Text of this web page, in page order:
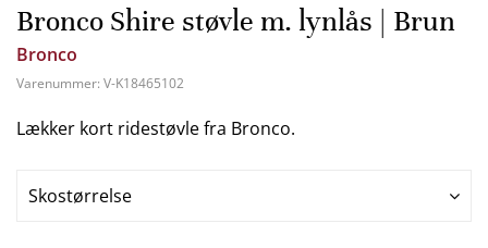
Bronco Shire støvle m. lynlås | Brun
Bronco
Varenummer: V-K18465102
Lækker kort ridestøvle fra Bronco.
Skostørrelse